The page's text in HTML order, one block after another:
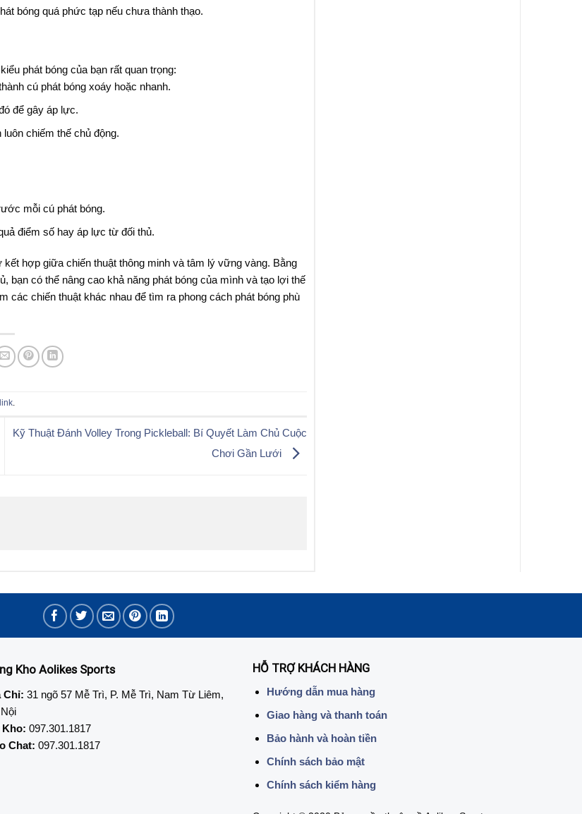
bóng quá phức tạp nếu chưa thành thạo.
phát bóng của bạn rất quan trọng:
cú phát bóng xoáy hoặc nhanh.
để gây áp lực.
chiếm thế chủ động.
mỗi cú phát bóng.
điểm số hay áp lực từ đối thủ.
hợp giữa chiến thuật thông minh và tâm lý vững vàng. Bằng
bạn có thể nâng cao khả năng phát bóng của mình và tạo lợi thế
chiến thuật khác nhau để tìm ra phong cách phát bóng phù
.
Kỹ Thuật Đánh Volley Trong Pickleball: Bí Quyết Làm Chủ Cuộc
Chơi Gần Lưới
Kho Aolikes Sports
Chỉ: 31 ngõ 57 Mễ Trì, P. Mễ Trì, Nam Từ Liêm,
Kho: 097.301.1817
Chat: 097.301.1817
HỖ TRỢ KHÁCH HÀNG
Hướng dẫn mua hàng
Giao hàng và thanh toán
Bảo hành và hoàn tiền
Chính sách bảo mật
Chính sách kiểm hàng